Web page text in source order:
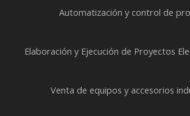
Automatización y control de
Elaboración y Ejecución de Proyectos
Venta de equipos y accesorios